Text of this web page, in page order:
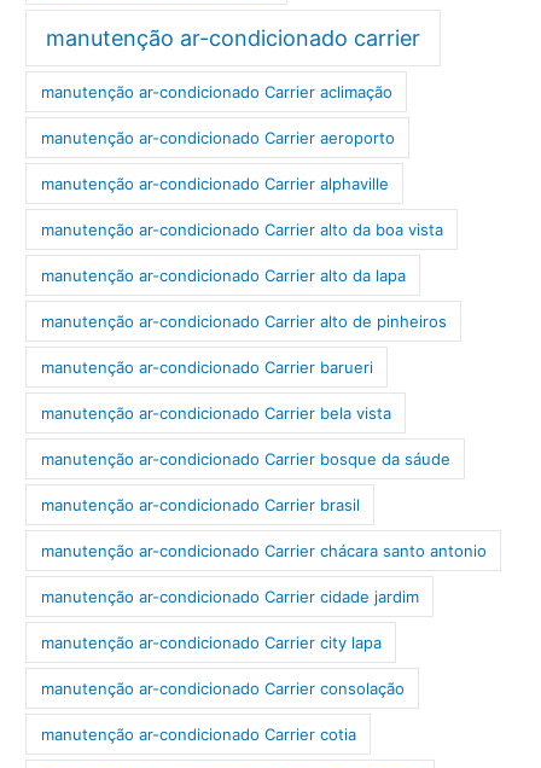
manutenção ar-condicionado carrier
manutenção ar-condicionado Carrier aclimação
manutenção ar-condicionado Carrier aeroporto
manutenção ar-condicionado Carrier alphaville
manutenção ar-condicionado Carrier alto da boa vista
manutenção ar-condicionado Carrier alto da lapa
manutenção ar-condicionado Carrier alto de pinheiros
manutenção ar-condicionado Carrier barueri
manutenção ar-condicionado Carrier bela vista
manutenção ar-condicionado Carrier bosque da sáude
manutenção ar-condicionado Carrier brasil
manutenção ar-condicionado Carrier chácara santo antonio
manutenção ar-condicionado Carrier cidade jardim
manutenção ar-condicionado Carrier city lapa
manutenção ar-condicionado Carrier consolação
manutenção ar-condicionado Carrier cotia